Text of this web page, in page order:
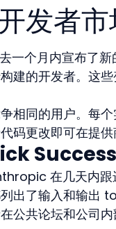
发者市
个月内宣布了新
建的开发者。这
相同的用户。每
码更改即可在提供
在几天内
出了输入和输出
公共论坛和公司